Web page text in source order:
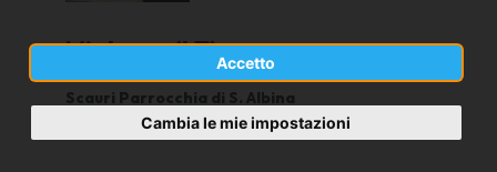
Accetto
Cambia le mie impostazioni
Minturno (LT)
Scauri Parrocchia di S. Albina